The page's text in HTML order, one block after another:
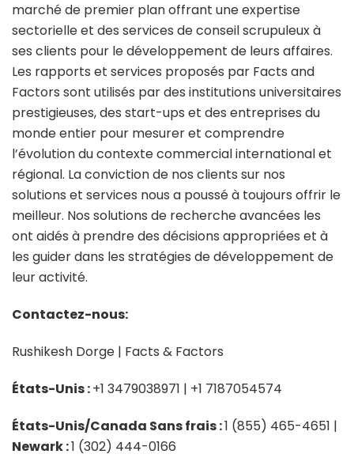
marché de premier plan offrant une expertise
sectorielle et des services de conseil scrupuleux à
ses clients pour le développement de leurs affaires.
Les rapports et services proposés par Facts and
Factors sont utilisés par des institutions universitaires
prestigieuses, des start-ups et des entreprises du
monde entier pour mesurer et comprendre
l’évolution du contexte commercial international et
régional. La conviction de nos clients sur nos
solutions et services nous a poussé à toujours offrir le
meilleur. Nos solutions de recherche avancées les
ont aidés à prendre des décisions appropriées et à
les guider dans les stratégies de développement de
leur activité.
Contactez-nous:
Rushikesh Dorge | Facts & Factors
États-Unis :+1 3479038971 | +1 7187054574
États-Unis/Canada Sans frais :1 (855) 465-4651 |
Newark :1 (302) 444-0166